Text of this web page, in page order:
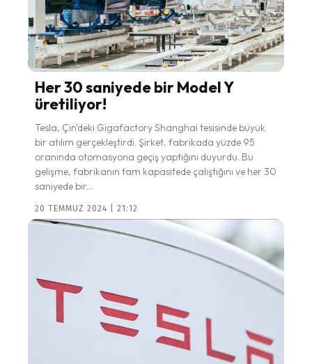
Her 30 saniyede bir Model Y
üretiliyor!
Tesla, Çin'deki Gigafactory Shanghai tesisinde büyük
bir atılım gerçekleştirdi. Şirket, fabrikada yüzde 95
oranında otomasyona geçiş yaptığını duyurdu. Bu
gelişme, fabrikanın tam kapasitede çalıştığını ve her 30
saniyede bir...
20 TEMMUZ 2024 | 21:12